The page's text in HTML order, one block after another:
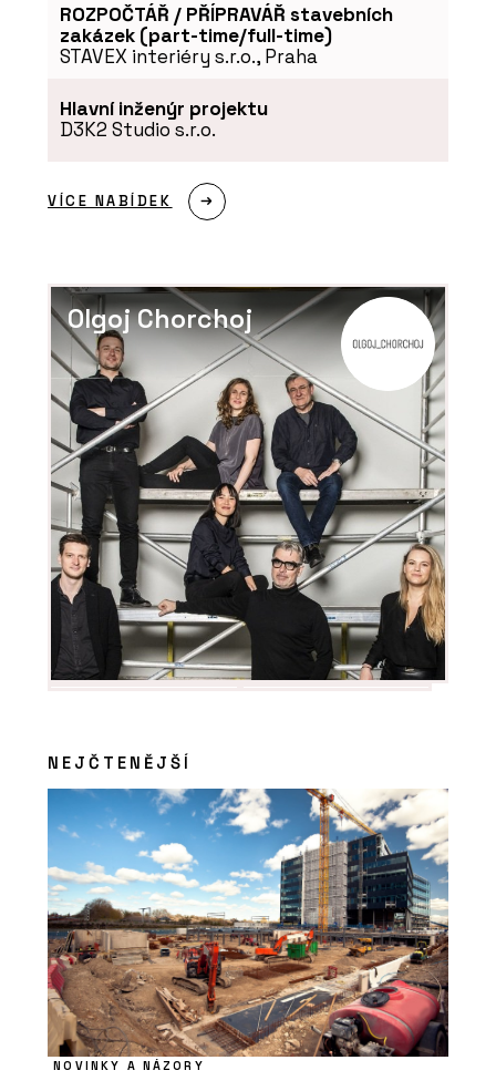
ČLÁNKY
možností. Parcely jsou
složitější a odborníků
ubývá,“ říká o zakládání
ČLÁNKY
Ve stavebnictví chybí lidé
a technologie je
nenahradí. Ředitelé
HINTON o tom, co dnes
hýbe stavbami
ČLÁNKY
soudobou eleganci
ROZPOČTÁŘ / PŘÍPRAVÁŘ stavebních
zakázek (part-time/full-time)
STAVEX interiéry s.r.o., Praha
Hlavní inženýr projektu
D3K2 Studio s.r.o.
VÍCE NABÍDEK
Olgoj Chorchoj
NEJČTENĚJŠÍ
NOVINKY A NÁZORY